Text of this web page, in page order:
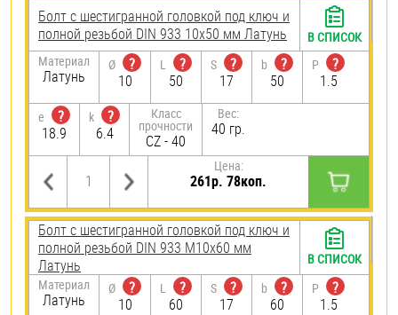
Болт с шестигранной головкой под ключ и
полной резьбой DIN 933 10х50 мм Латунь
Материал
Латунь
Ø
?
10
L
?
50
S
?
17
b
?
50
P
?
1.5
e
?
18.9
k
?
6.4
Класс
прочности
CZ - 40
Вес:
40 гр.
Цена:
261р. 78коп.
В СПИСОК
Болт с шестигранной головкой под ключ и
полной резьбой DIN 933 М10х60 мм
Латунь
Материал
Латунь
Ø
?
10
L
?
60
S
?
17
b
?
60
P
?
1.5
В СПИСОК